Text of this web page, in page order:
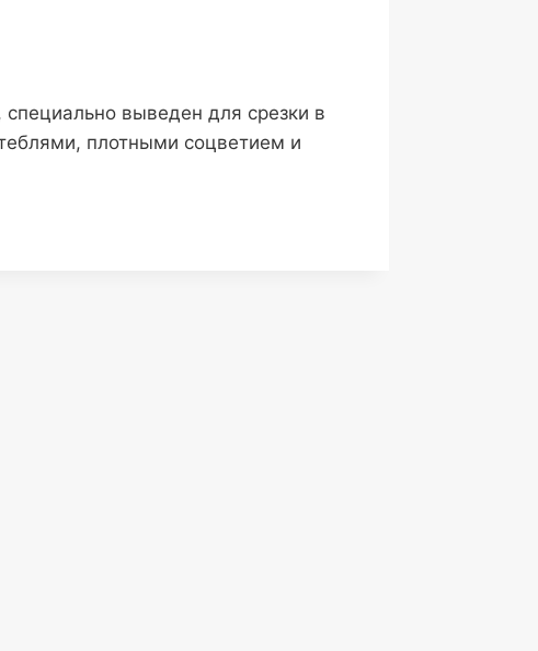
выведен для срезки в
плотными соцветием и